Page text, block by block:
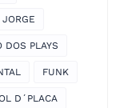
DOS PLAYS
FUNK
D´PLACA